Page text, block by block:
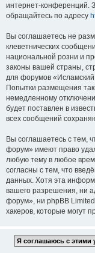
интернет-конференций.
обращайтесь по адресу
Вы соглашаетесь не
клеветнических
национальной розни и
законы вашей страны,
для форумов
Попытки размещения
немедленному
будет поставлен в
всех сообщений
Вы соглашаетесь с тем,
форум» имеют право
любую тему в любое
согласны с тем, что
данных. Хотя эта
вашего разрешения, ни
форум», ни phpBB
хакеров, которые могут